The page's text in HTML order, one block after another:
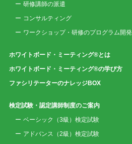
研修講師の派遣
コンサルティング
ワークショップ・研修のプログラム開発
ホワイトボード・ミーティング®とは
ホワイトボード・ミーティング®の学び方
ファシリテーターのナレッジBOX
検定試験・認定講師制度のご案内
ベーシック（3級）検定試験
アドバンス（2級）検定試験